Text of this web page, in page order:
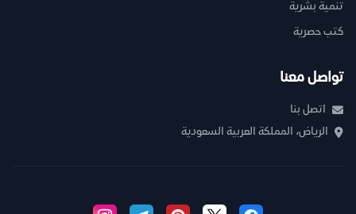
تنمية بشرية
كتب حصرية
تواصل معنا
اتصل بنا
الرياض، المملكة العربية السعودية